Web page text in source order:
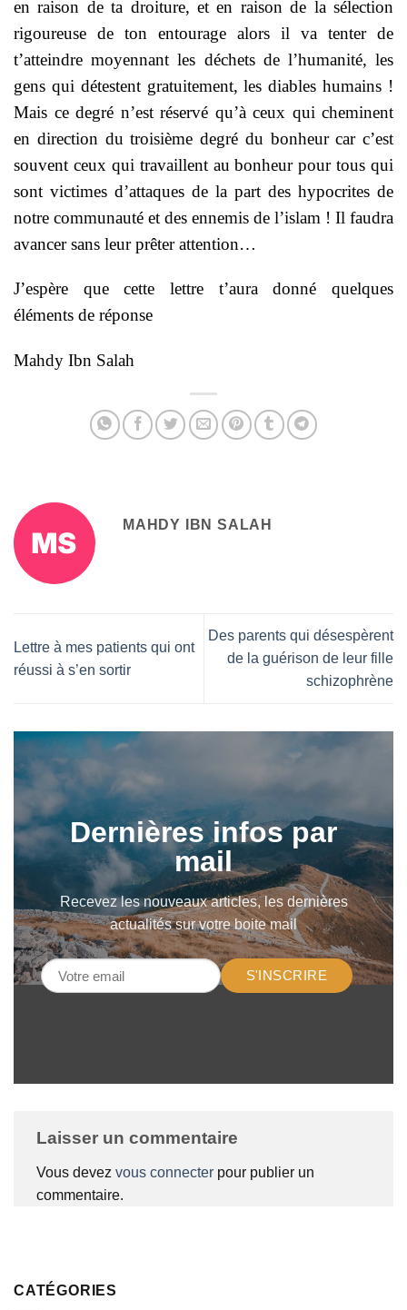
en raison de ta droiture, et en raison de la sélection
rigoureuse de ton entourage alors il va tenter de
t’atteindre moyennant les déchets de l’humanité, les
gens qui détestent gratuitement, les diables humains !
Mais ce degré n’est réservé qu’à ceux qui cheminent
en direction du troisième degré du bonheur car c’est
souvent ceux qui travaillent au bonheur pour tous qui
sont victimes d’attaques de la part des hypocrites de
notre communauté et des ennemis de l’islam ! Il faudra
avancer sans leur prêter attention…
J’espère que cette lettre t’aura donné quelques
éléments de réponse
Mahdy Ibn Salah
MAHDY IBN SALAH
Lettre à mes patients qui ont
réussi à s’en sortir
Des parents qui désespèrent
de la guérison de leur fille
schizophrène
Dernières infos par
mail
Recevez les nouveaux articles, les dernières
actualités sur votre boite mail
S'INSCRIRE
Laisser un commentaire
Vous devez vous connecter pour publier un
commentaire.
CATÉGORIES